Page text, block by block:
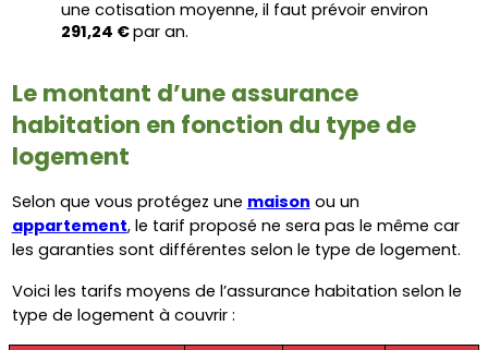
291,24 € par an.
Le montant d’une assurance
habitation en fonction du type de
logement
Selon que vous protégez une maison
appartement, le tarif proposé ne sera pas le même car
les garanties sont différentes selon le type de logement.
Voici les tarifs moyens de l’assurance habitation selon le
type de logement à couvrir :